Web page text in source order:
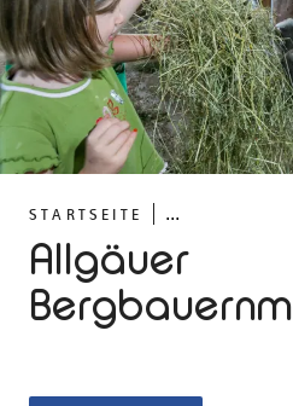
STARTSEITE ...
Allgäuer